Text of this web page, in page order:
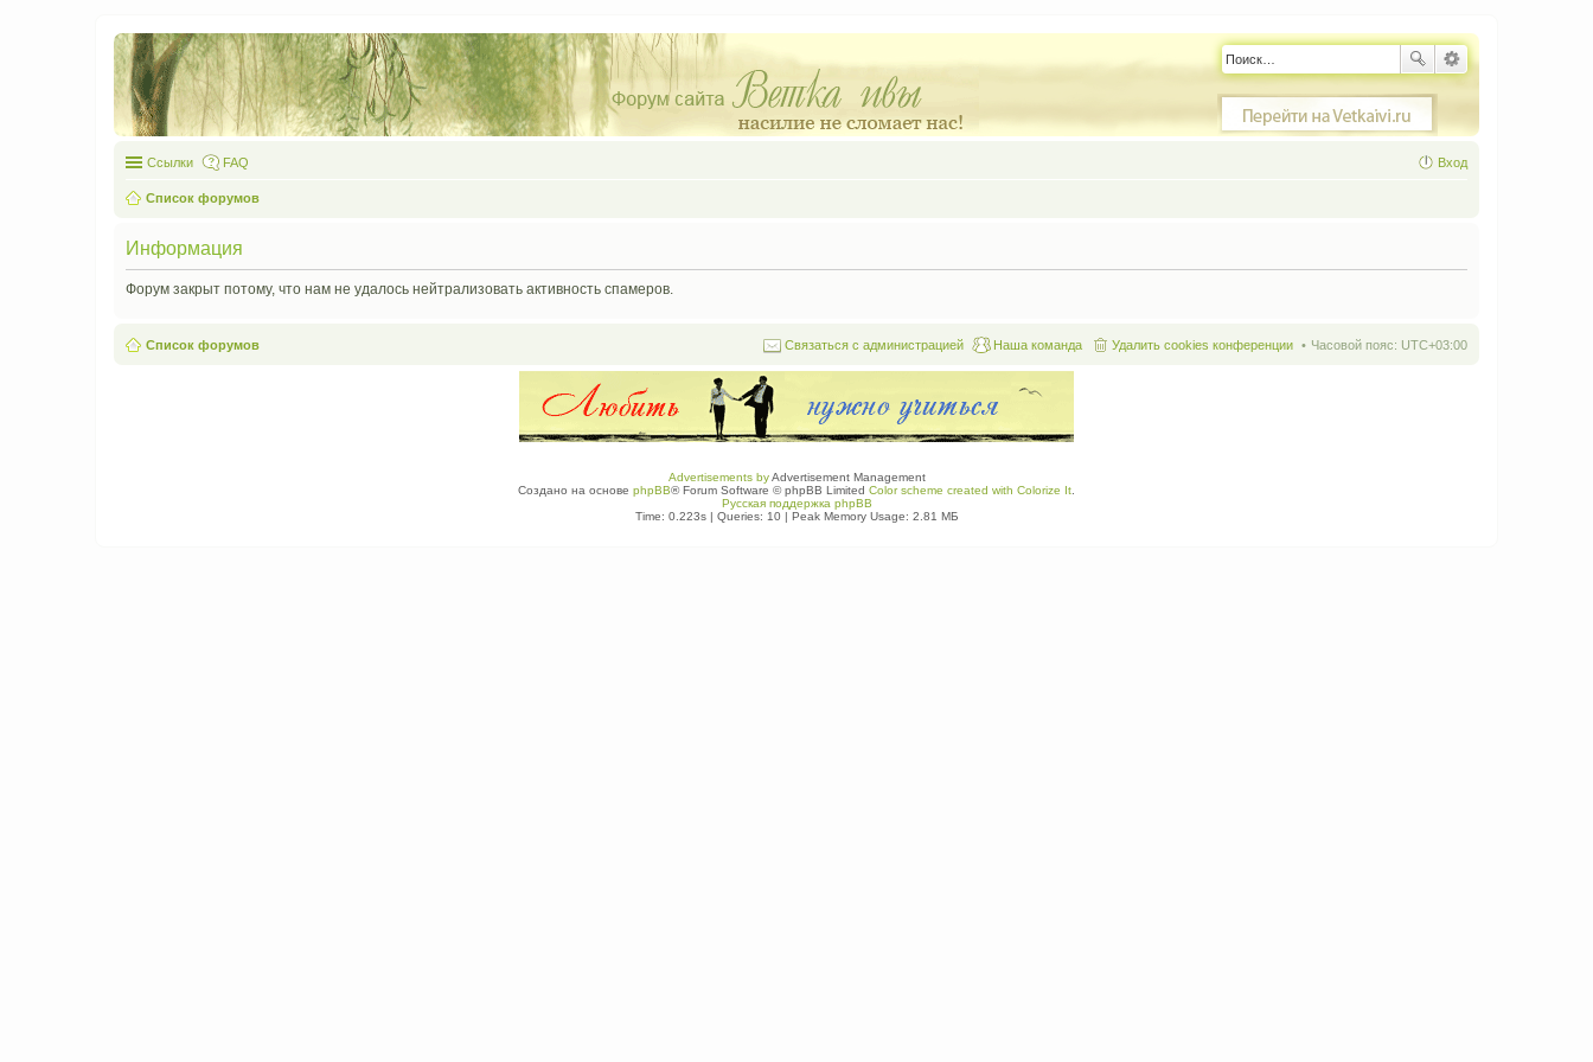
Ссылки FAQ Вход
Список форумов
Информация
Форум закрыт потому, что нам не удалось нейтрализовать активность спамеров.
Список форумов Часовой пояс: UTC+03:00
Удалить cookies конференции
Наша команда
Связаться с администрацией
Advertisements byAdvertisement Management
Создано на основе phpBB® Forum Software © phpBB Limited Color scheme created with Colorize It
Русская поддержка phpBB
Time: 0.223s| Queries: 10| Peak Memory Usage: 2.81 МБ